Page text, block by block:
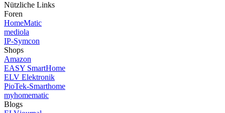
Nützliche Links
Foren
HomeMatic
mediola
IP-Symcon
Shops
Amazon
EASY SmartHome
ELV Elektronik
PioTek-Smarthome
myhomematic
Blogs